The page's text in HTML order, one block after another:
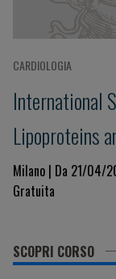
CARDIOLOGIA
International
Lipoproteins
genes to
Milano | Da 21/04/
Gratuita
SCOPRI CORSO